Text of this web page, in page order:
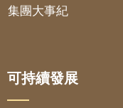
集團大事紀
可持續發展